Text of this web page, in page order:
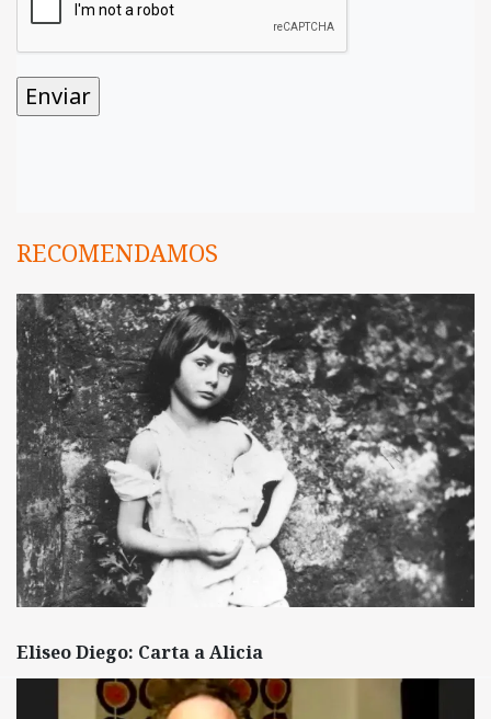
RECOMENDAMOS
Eliseo Diego: Carta a Alicia